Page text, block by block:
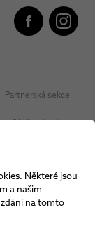
Partnerská sekce
Oblíbená místa
Vouchery
podmínky
Některé jsou
a našim
na tomto